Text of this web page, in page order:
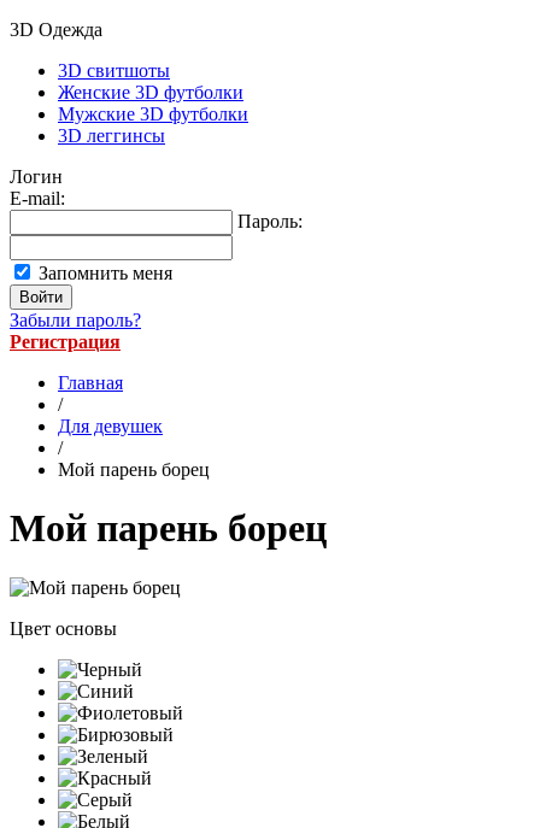
3D Одежда
3D свитшоты
Женские 3D футболки
Мужские 3D футболки
3D леггинсы
Логин
E-mail:
Пароль:
Запомнить меня
Забыли пароль?
Регистрация
Главная
/
Для девушек
/
Мой парень борец
Мой парень борец
Цвет основы